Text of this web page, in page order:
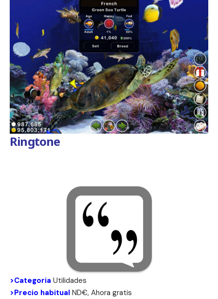
Ringtone
>Categoria Utilidades
>Precio habitual ND€, Ahora gratis